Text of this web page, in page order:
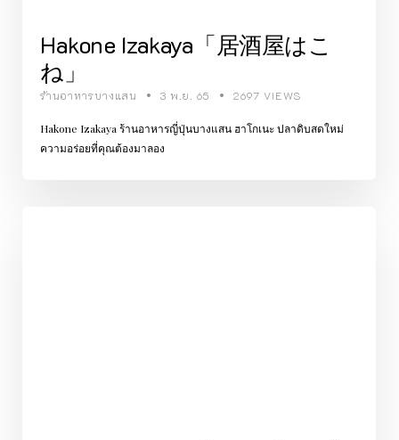
Hakone Izakaya「居酒屋はこ
ね」
3 พ.ย. 65
ร้านอาหารบางแสน 2697 VIEWS
Hakone Izakaya ร้านอาหารญี่ปุ่นบางแสน ฮาโกเนะ ปลาดิบสดใหม่
ความอร่อยที่คุณต้องมาลอง